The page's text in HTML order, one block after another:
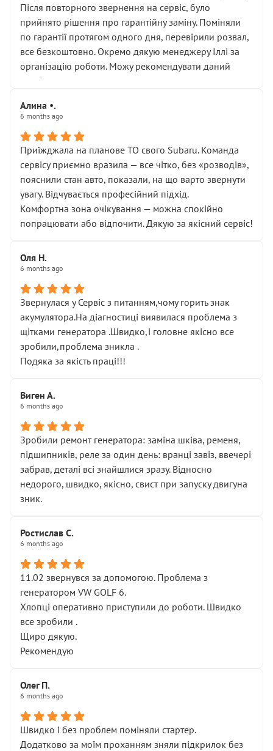
Після повторного звернення на сервіс, було
прийнято рішення про гарантійну заміну. Поміняли
по гарантії протягом одного дня, перевірили розвал,
все безкоштовно. Окремо дякую менеджеру Іллі за
організацію роботи. Можу рекомендувати даний
сервіс.
Алина •.
6 months ago
Приїжджала на планове ТО свого Subaru. Команда
сервісу приємно вразила — все чітко, без «розводів»,
пояснили стан авто, показали, на що варто звернути
увагу. Відчувається професійний підхід.
Комфортна зона очікування — можна спокійно
попрацювати або відпочити. Дякую за якісний сервіс!
Оля Н.
6 months ago
Звернулася у Сервіс з питанням,чому горить знак
акумулятора.На діагностиці виявилася проблема з
щітками генератора .Швидко,і головне якісно все
зробили,проблема зникла .
Подяка за якість праці!!!
Виген А.
6 months ago
Зробили ремонт генератора: заміна шківа, ременя,
підшипників, реле за один день: вранці завіз, ввечері
забрав, деталі всі знайшлися зразу. Відносно
недорого, швидко, якісно, свист при запуску двигуна
зник.
Ростислав С.
6 months ago
11.02 звернувся за допомогою. Проблема з
генератором VW GOLF 6.
Хлопці оперативно приступили до роботи. Швидко
все зробили .
Щиро дякую.
Рекомендую
Олег П.
6 months ago
Швидко і без проблем поміняли стартер.
Додатково за моїм проханням зняли підкрилок без